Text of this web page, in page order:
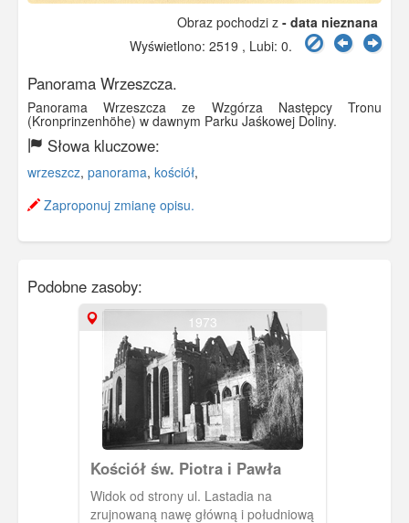
Obraz pochodzi z - data nieznana
Wyświetlono: 2519 , Lubi: 0.
Panorama Wrzeszcza.
Panorama Wrzeszcza ze Wzgórza Następcy Tronu
(Kronprinzenhöhe) w dawnym Parku Jaśkowej Doliny.
Słowa kluczowe:
wrzeszcz, panorama, kościół,
Zaproponuj zmianę opisu.
Podobne zasoby:
1973
Kościół św. Piotra i Pawła
Widok od strony ul. Lastadia na
zrujnowaną nawę główną i południową